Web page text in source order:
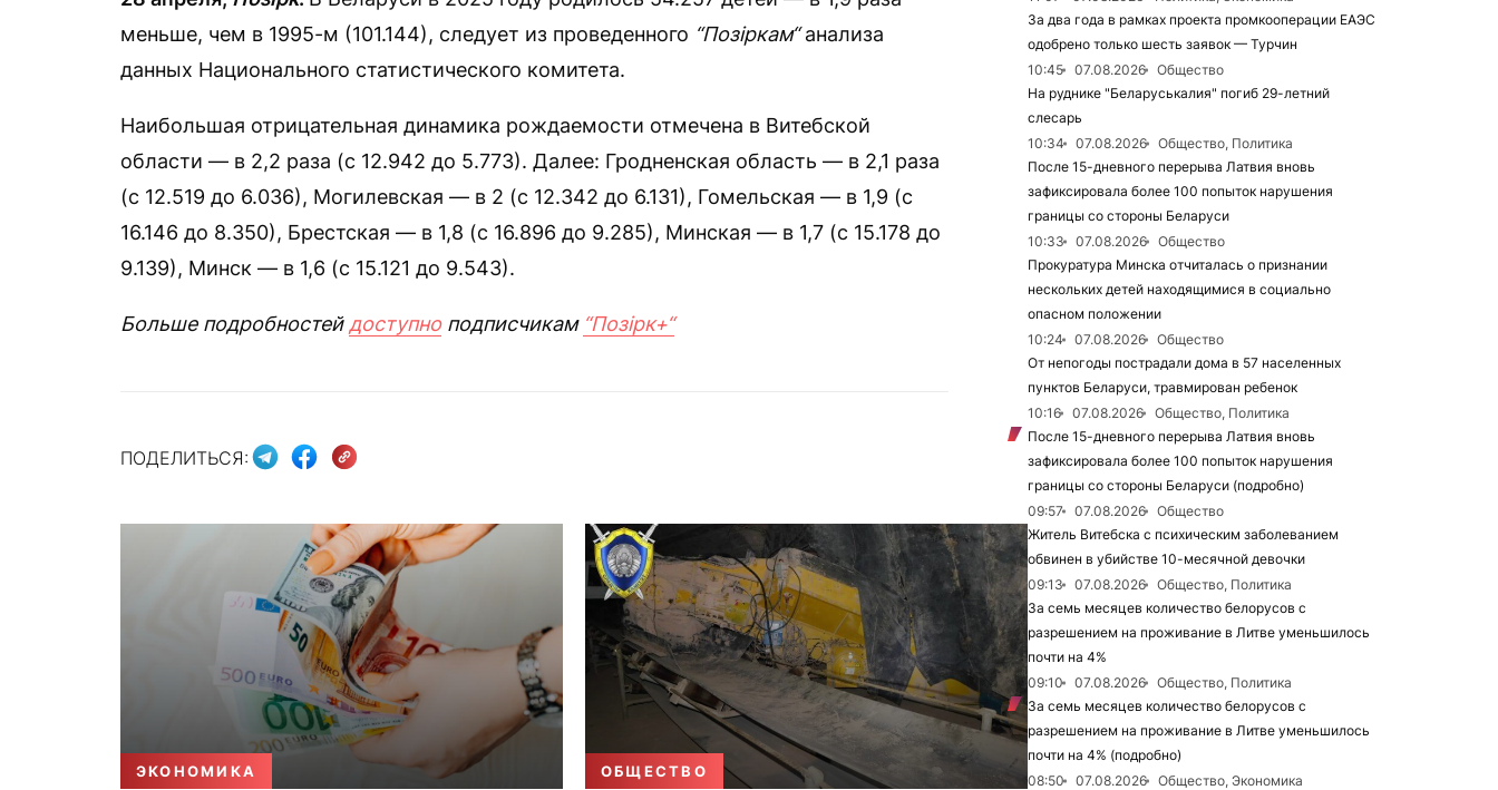
меньше, чем в 1995-м (101.144), следует из проведенного “Позіркам“анализа
данных Национального статистического комитета.
Наибольшая отрицательная динамика рождаемости отмечена в Витебской
области — в 2,2 раза (с 12.942 до 5.773). Далее: Гродненская область — в 2,1 раза
(с 12.519 до 6.036), Могилевская — в 2 (с 12.342 до 6.131), Гомельская — в 1,9 (с
16.146 до 8.350), Брестская — в 1,8 (с 16.896 до 9.285), Минская — в 1,7 (с 15.178 до
9.139), Минск — в 1,6 (с 15.121 до 9.543).
Больше подробностейдоступноподписчикам “Позірк+“
ПОДЕЛИТЬСЯ:
ЭКОНОМИКА ОБЩЕСТВО
За два года в рамках проекта промкооперации ЕАЭС
одобрено только шесть заявок — Турчин
10:45
07.08.2026
Общество
На руднике "Беларуськалия" погиб 29-летний
слесарь
10:34
07.08.2026
Общество, Политика
После 15-дневного перерыва Латвия вновь
зафиксировала более 100 попыток нарушения
границы со стороны Беларуси
10:33
07.08.2026
Общество
Прокуратура Минска отчиталась о признании
нескольких детей находящимися в социально
опасном положении
10:24
07.08.2026
Общество
От непогоды пострадали дома в 57 населенных
пунктов Беларуси, травмирован ребенок
10:16
07.08.2026
Общество, Политика
После 15-дневного перерыва Латвия вновь
зафиксировала более 100 попыток нарушения
границы со стороны Беларуси (подробно)
09:57
07.08.2026
Общество
Житель Витебска с психическим заболеванием
обвинен в убийстве 10-месячной девочки
09:13
07.08.2026
Общество, Политика
За семь месяцев количество белорусов с
разрешением на проживание в Литве уменьшилось
почти на 4%
09:10
07.08.2026
Общество, Политика
За семь месяцев количество белорусов с
разрешением на проживание в Литве уменьшилось
почти на 4% (подробно)
08:50
07.08.2026
Общество, Экономика